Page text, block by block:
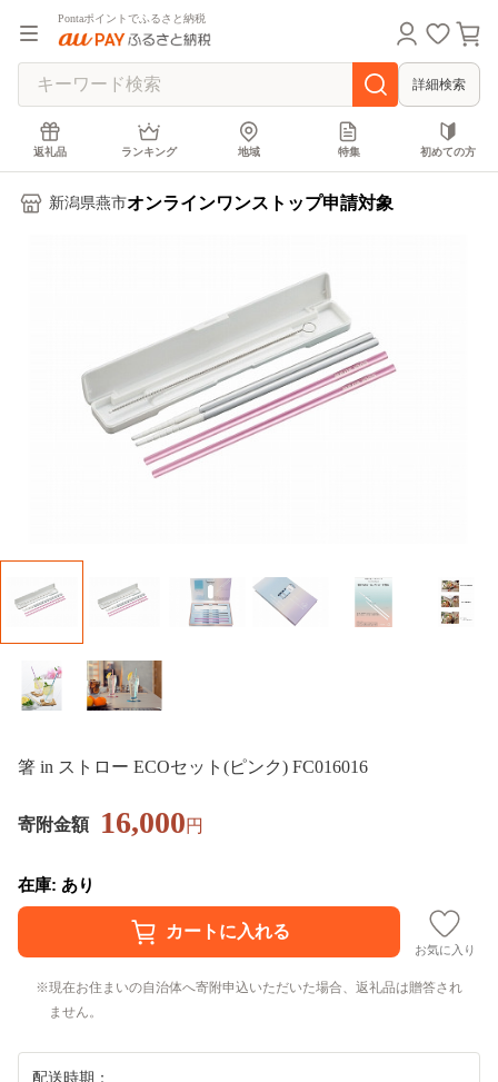
Pontaポイントでふるさと納税
詳細検索
返礼品 ランキング 地域 特集 初めての方
新潟県燕市オンラインワンストップ申請対象
箸 in ストロー ECOセット(ピンク) FC016016
寄附金額 16,000円
在庫: あり
お気に入り
現在お住まいの自治体へ寄附申込いただいた場合、返礼品は贈答され
ません。
配送時期：